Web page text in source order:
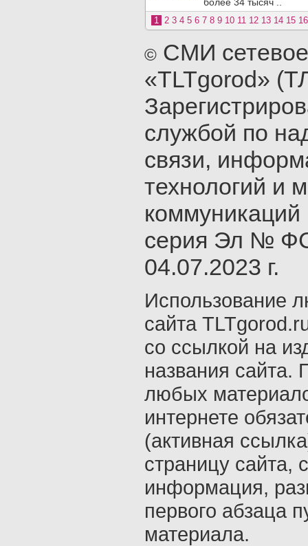
1 2 3 4 5 6 7 8 9 10 11 12 13 14 15 16
© СМИ
«TLTgorod»
службой по
связи,
технологий и
серия Эл №
04.07.2023 г.
Использование
сайта
со ссылкой на
названия сайта.
любых
интернете
(активная
страницу сайта,
информация,
первого абзаца
материала.